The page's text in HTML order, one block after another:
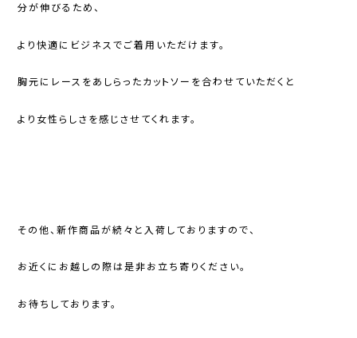
分が伸びるため、
より快適にビジネスでご着用いただけます。
胸元にレースをあしらったカットソーを合わせていただくと
より女性らしさを感じさせてくれます。
その他、新作商品が続々と入荷しておりますので、
お近くにお越しの際は是非お立ち寄りください。
お待ちしております。